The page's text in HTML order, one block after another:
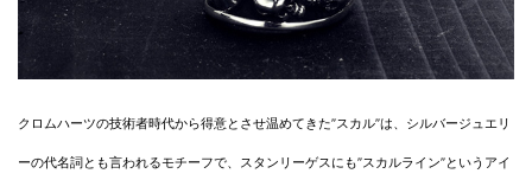
クロムハーツの技術者時代から得意とさせ温めてきた”スカル”は、シルバージュエリ
ーの代名詞とも言われるモチーフで、スタンリーゲスにも”スカルライン”というアイ